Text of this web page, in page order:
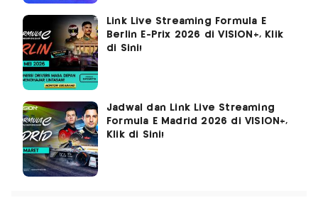
Link Live Streaming Formula E
Berlin E-Prix 2026 di VISION+, Klik
di Sini!
Jadwal dan Link Live Streaming
Formula E Madrid 2026 di VISION+,
Klik di Sini!